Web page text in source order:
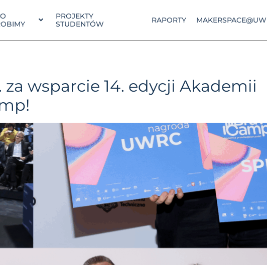
PROJEKTY
STUDENTÓW
RAPORTY MAKERSPACE@UW
za wsparcie 14. edycji Akademii